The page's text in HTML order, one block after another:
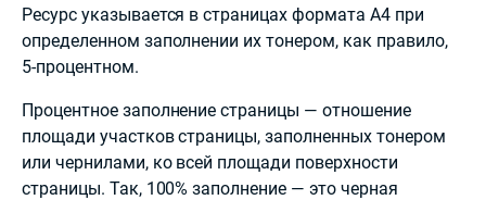
Ресурс указывается в страницах формата А4 при
определенном заполнении их тонером, как правило,
5-процентном.
Процентное заполнение страницы — отношение
площади участков страницы, заполненных тонером
или чернилами, ко всей площади поверхности
страницы. Так, 100% заполнение — это черная